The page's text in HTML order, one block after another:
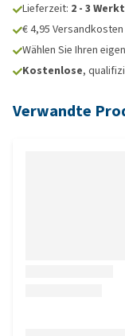
Lieferzeit: 2 - 3
€ 4,95 Versandkosten
Wählen Sie Ihren
Kostenlose,
Verwandte